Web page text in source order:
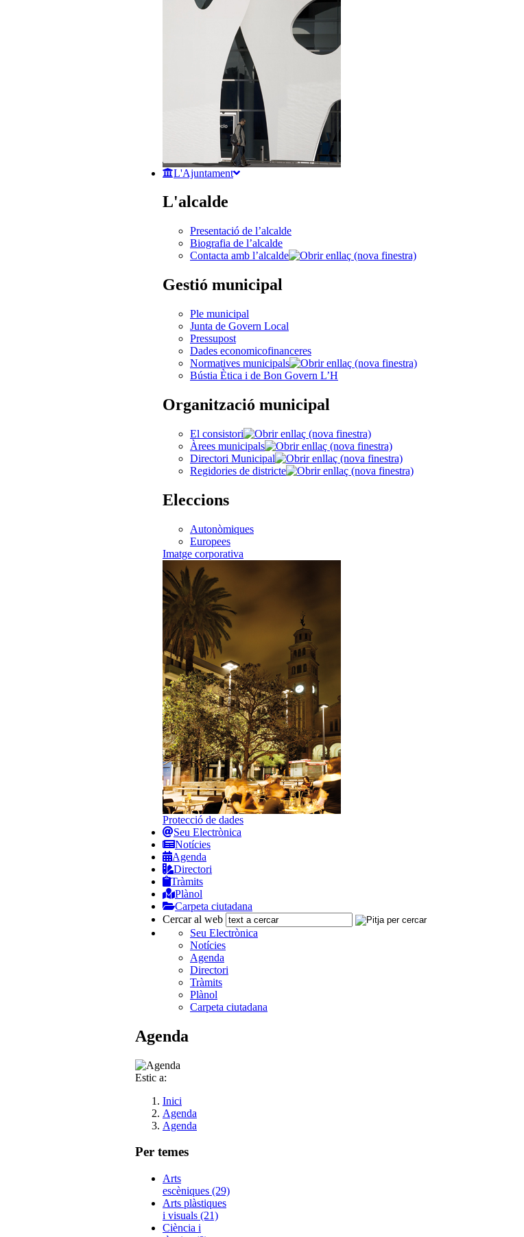
L'Ajuntament
L'alcalde
Presentació de l’alcalde
Biografia de l’alcalde
Contacta amb l’alcalde
Gestió municipal
Ple municipal
Junta de Govern Local
Pressupost
Dades economicofinanceres
Normatives municipals
Bústia Ètica i de Bon Govern L’H
Organització municipal
El consistori
Àrees municipals
Directori Municipal
Regidories de districte
Eleccions
Autonòmiques
Europees
Imatge corporativa
Protecció de dades
Seu Electrònica
Notícies
Agenda
Directori
Tràmits
Plànol
Carpeta ciutadana
Cercar al web
Seu Electrònica
Notícies
Agenda
Directori
Tràmits
Plànol
Carpeta ciutadana
Agenda
Estic a:
Inici
Agenda
Agenda
Per temes
Arts
escèniques (29)
Arts plàstiques
i visuals (21)
Ciència i